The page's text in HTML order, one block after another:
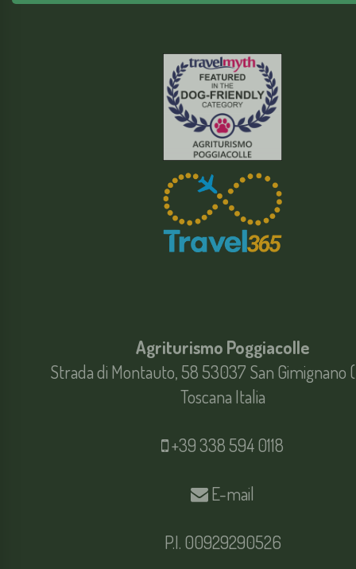
Agriturismo Poggiacolle
Strada di Montauto, 58 53037 San Gimignano
Toscana Italia
+39 338 594 0118
E-mail
P.I. 00929290526